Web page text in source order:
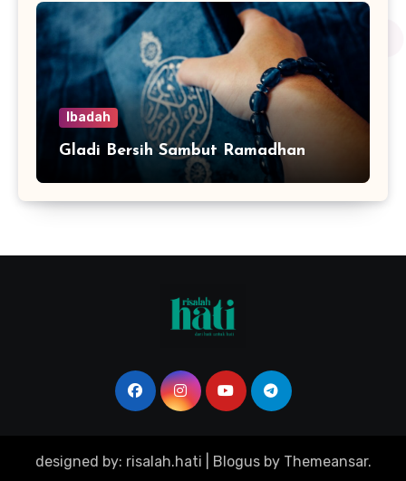
Ibadah
Gladi Bersih Sambut Ramadhan
designed by: risalah.hati Blogusby Themeansar.